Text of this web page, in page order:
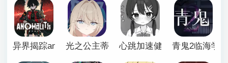
异界揭踪anomalith光之公主蒂亚丽普莉兹姆游戏
心跳加速健康诊断安卓汉化
青鬼2临海学